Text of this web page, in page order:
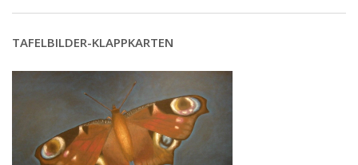
TAFELBILDER-KLAPPKARTEN